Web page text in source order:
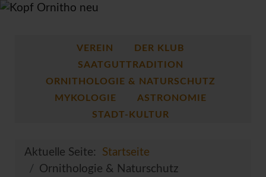
VEREIN
DER KLUB
SAATGUTTRADITION
ORNITHOLOGIE & NATURSCHUTZ
MYKOLOGIE
ASTRONOMIE
STADT-KULTUR
Aktuelle Seite: Startseite
Ornithologie & Naturschutz